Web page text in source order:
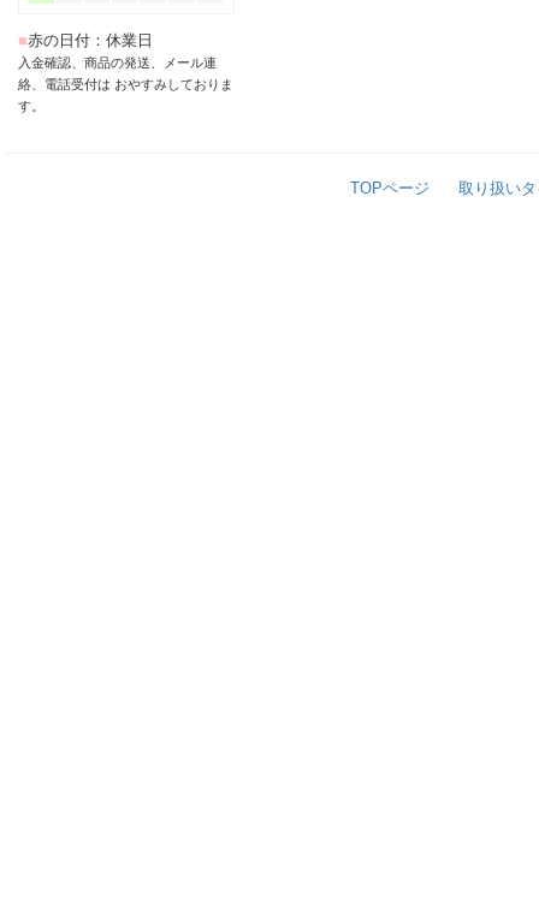
■赤の日付：休業日
入金確認、商品の発送、メール連
絡、電話受付は おやすみしておりま
す。
TOPページ 取り扱い